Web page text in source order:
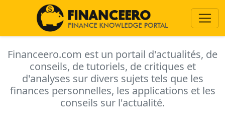
Financeero.com est un portail d'actualités, de
conseils, de tutoriels, de critiques et
d'analyses sur divers sujets tels que les
finances personnelles, les applications et les
conseils sur l'actualité.